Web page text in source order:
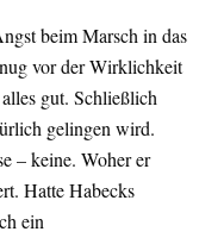
beim Marsch in das
vor der Wirklichkeit
gut. Schließlich
gelingen wird.
– keine. Woher er
Hatte Habecks
ein